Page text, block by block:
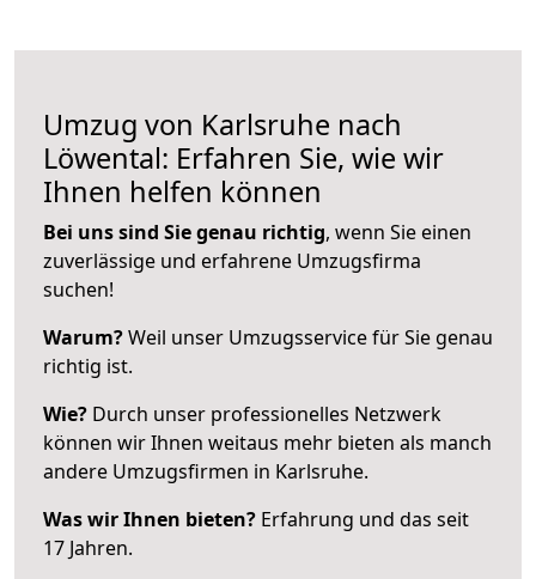
Umzug von Karlsruhe nach
Löwental: Erfahren Sie, wie wir
Ihnen helfen können
Bei uns sind Sie genau richtig, wenn Sie einen
zuverlässige und erfahrene Umzugsfirma
suchen!
Warum?Weil unser Umzugsservice für Sie genau
richtig ist.
Wie? Durch unser professionelles Netzwerk
können wir Ihnen weitaus mehr bieten als manch
andere Umzugsfirmen in Karlsruhe.
Was wir Ihnen bieten? Erfahrung und das seit
17 Jahren.